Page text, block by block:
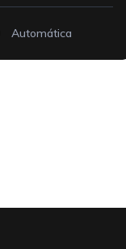
Automática